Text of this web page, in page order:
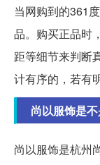
当网购到的361
品。购买正品时
距等细节来判断
计有序的，若有
尚以服饰是
尚以服饰是杭州